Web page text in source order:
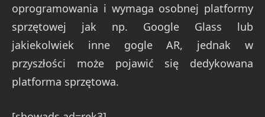
oprogramowania i wymaga osobnej platformy
sprzętowej jak np. Google Glass lub
jakiekolwiek inne gogle AR, jednak w
przyszłości może pojawić się dedykowana
platforma sprzętowa.